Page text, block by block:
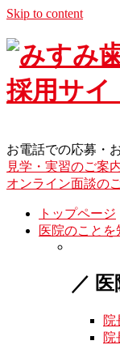
Skip to content
お電話での応募・
見学・実習のご案
オンライン面談の
トップページ
医院のことを
／
院
院